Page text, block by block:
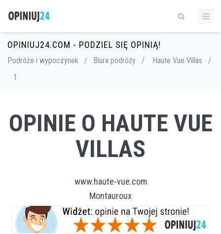
OPINIUJ24.COM - PODZIEL SIĘ OPINIĄ!
Podróże i wypoczynek / Biura podróży / Haute Vue Villas
/
1
OPINIE O HAUTE VUE
VILLAS
www.haute-vue.com
Montauroux